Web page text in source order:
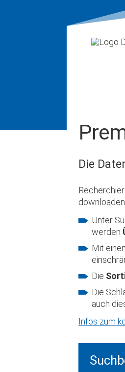
Die
Unter
werden
Mit
Die
Die
auch
Infos zum